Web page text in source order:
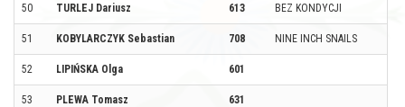
50 TURLEJ Dariusz 613 BEZ KONDYCJI
51 KOBYLARCZYK Sebastian 708 NINE INCH SNAILS
52 LIPIŃSKA Olga 601
53 PLEWA Tomasz 631